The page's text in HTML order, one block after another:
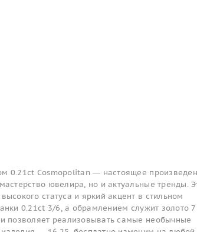
0.21ct Cosmopolitan — настоящее
ювелира, но и актуальные тренды.
статуса и яркий акцент в стильном
0.21ct 3/6, а обрамлением служит золото
позволяет реализовывать самые необычные